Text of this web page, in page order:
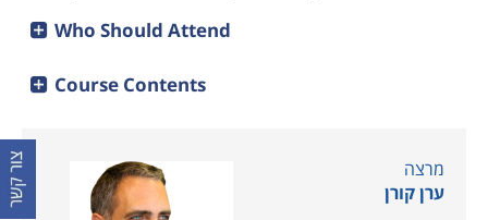
Who Should Attend
Course Contents
מרצה
ערן קורן